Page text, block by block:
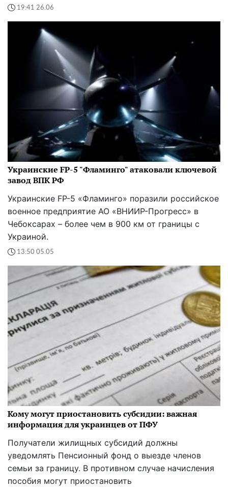
19:41 26.06
Украинские FP-5 "Фламинго" атаковали ключевой
завод ВПК РФ
Украинские FP-5 «Фламинго» поразили российское
военное предприятие АО «ВНИИР-Прогресс» в
Чебоксарах – более чем в 900 км от границы с
Украиной.
13:50 05.05
Кому могут приостановить субсидии: важная
информация для украинцев от ПФУ
Получатели жилищных субсидий должны
уведомлять Пенсионный фонд о выезде членов
семьи за границу. В противном случае начисления
пособия могут приостановить